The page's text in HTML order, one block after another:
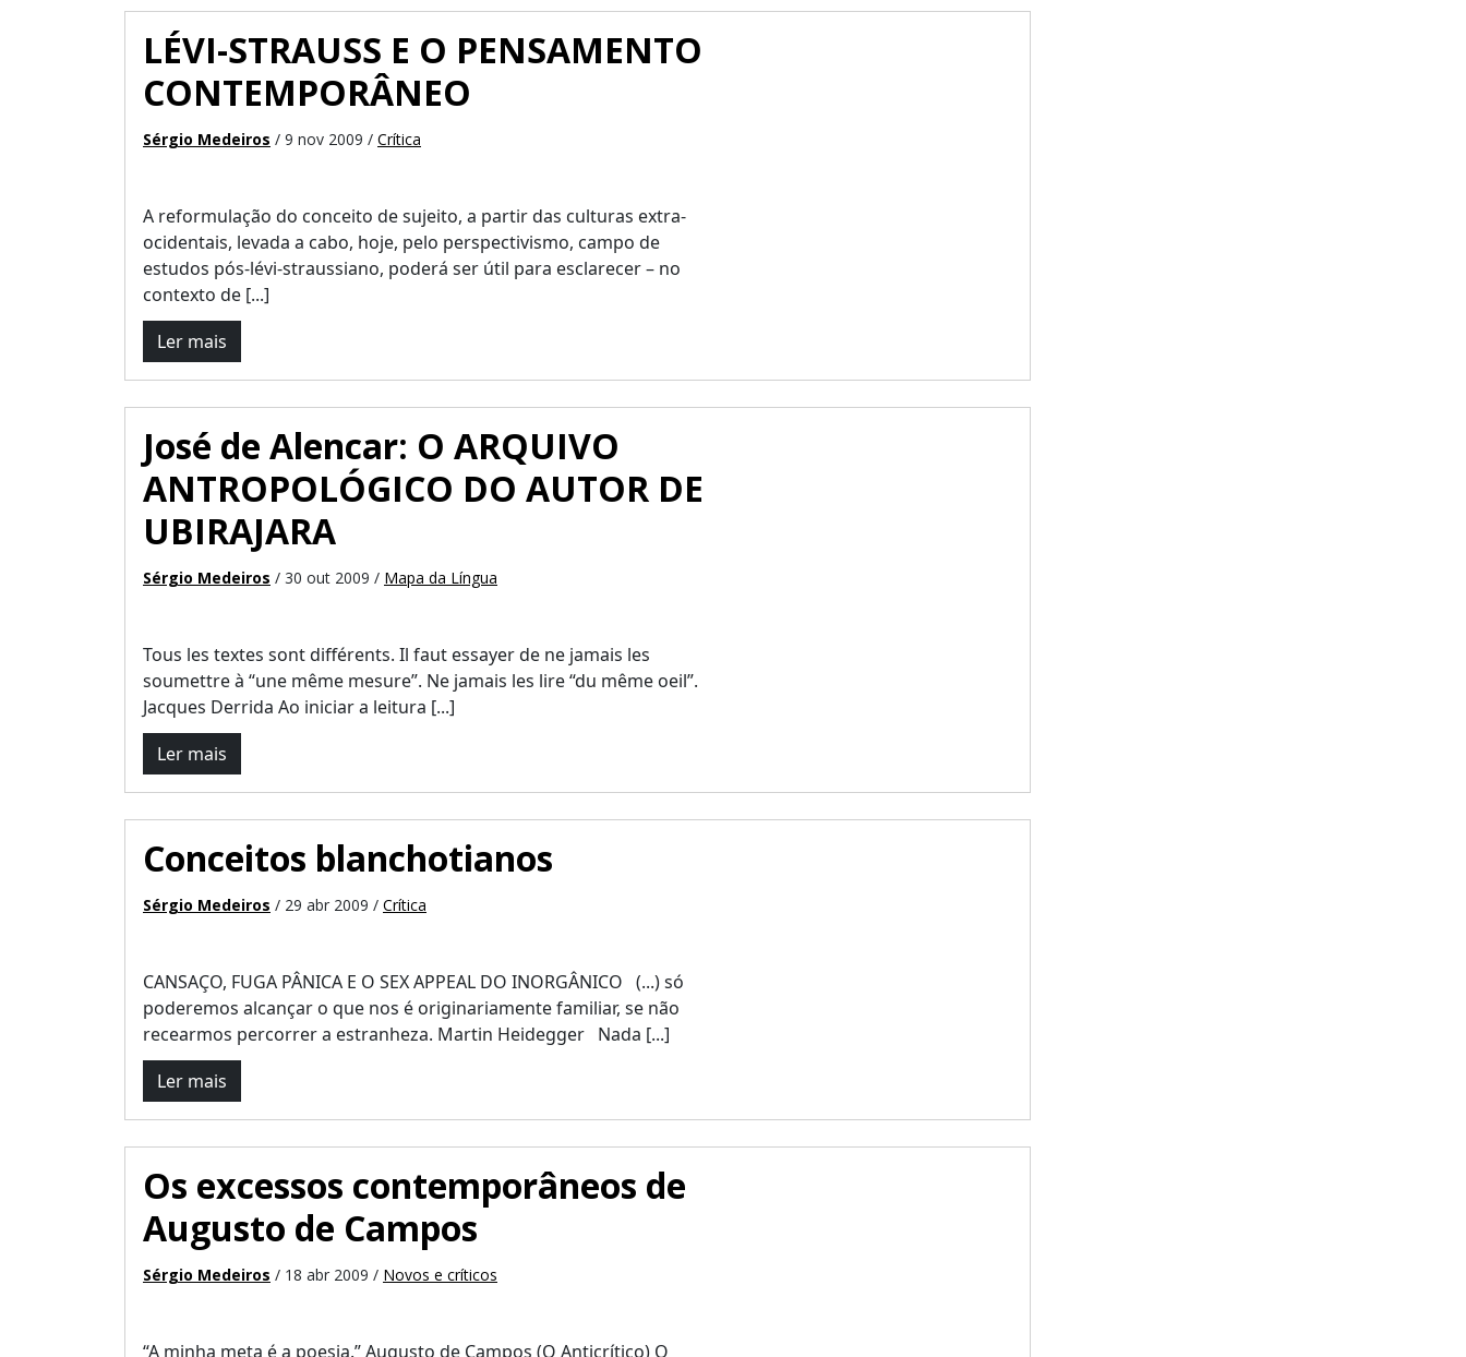
LÉVI-STRAUSS E O PENSAMENTO
CONTEMPORÂNEO
Sérgio Medeiros / 9 nov 2009 / Crítica
A reformulação do conceito de sujeito, a partir das culturas extra-
ocidentais, levada a cabo, hoje, pelo perspectivismo, campo de
estudos pós-lévi-straussiano, poderá ser útil para esclarecer – no
contexto de [...]
Ler mais
José de Alencar: O ARQUIVO
ANTROPOLÓGICO DO AUTOR DE
UBIRAJARA
Sérgio Medeiros / 30 out 2009 / Mapa da Língua
Tous les textes sont différents. Il faut essayer de ne jamais les
soumettre à “une même mesure”. Ne jamais les lire “du même oeil”.
Jacques Derrida Ao iniciar a leitura [...]
Ler mais
Conceitos blanchotianos
Sérgio Medeiros / 29 abr 2009 / Crítica
CANSAÇO, FUGA PÂNICA E O SEX APPEAL DO INORGÂNICO (...) só
poderemos alcançar o que nos é originariamente familiar, se não
recearmos percorrer a estranheza. Martin Heidegger Nada [...]
Ler mais
Os excessos contemporâneos de
Augusto de Campos
Sérgio Medeiros / 18 abr 2009 / Novos e críticos
“A minha meta é a poesia.” Augusto de Campos (O Anticrítico) O